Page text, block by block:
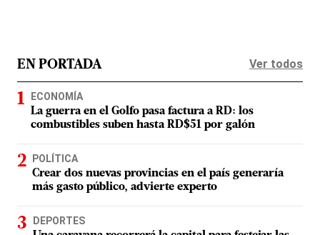
EN PORTADA Ver todos
ECONOMÍA
La guerra en el Golfo pasa factura a RD: los
combustibles suben hasta RD$51 por galón
POLÍTICA
Crear dos nuevas provincias en el país generaría
más gasto público, advierte experto
DEPORTES